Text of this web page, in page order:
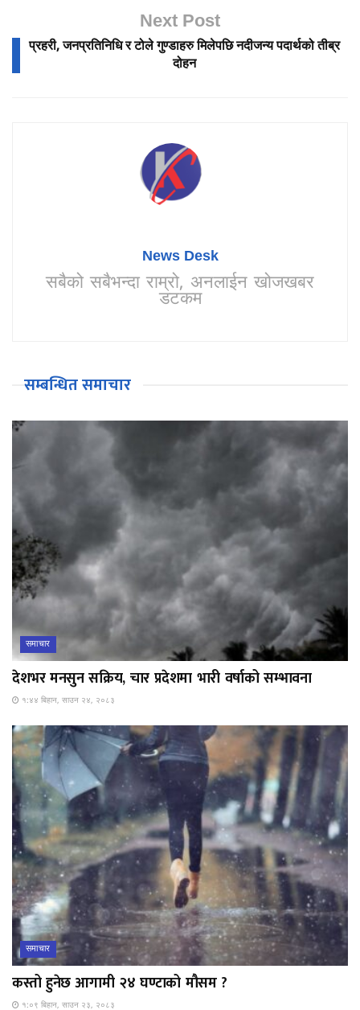
Next Post
प्रहरी, जनप्रतिनिधि र टोले गुण्डाहरु मिलेपछि नदीजन्य पदार्थको तीब्र
दोहन
News Desk
सबैको सबैभन्दा राम्रो, अनलाईन खोजखबर
डटकम
सम्बन्धित समाचार
समाचार
देशभर मनसुन सक्रिय, चार प्रदेशमा भारी वर्षाको सम्भावना
१:४४ बिहान, साउन २४, २०८३
समाचार
कस्तो हुनेछ आगामी २४ घण्टाको मौसम ?
१:०९ बिहान, साउन २३, २०८३